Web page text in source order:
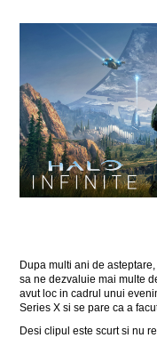
Dupa multi ani de asteptare,
sa ne dezvaluie mai multe
avut loc in cadrul unui
Series X si se pare ca a
Desi clipul este scurt si nu